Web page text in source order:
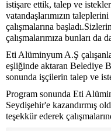
istişare ettik, talep ve
vatandaşlarımızın
çalışmalarına
çalışmalarımıza bunları da
Eti Alüminyum A.Ş
eşliğinde aktaran Belediye
sonunda işçilerin talep ve
Program sonunda Eti
Seydişehir'e kazandırmış
teşekkür ederek